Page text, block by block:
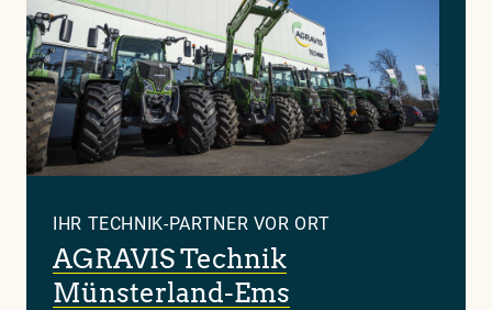
IHR TECHNIK-PARTNER VOR ORT
AGRAVIS Technik
Münsterland-Ems